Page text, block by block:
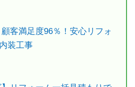
客満足度96％！安心リフォ
装工事